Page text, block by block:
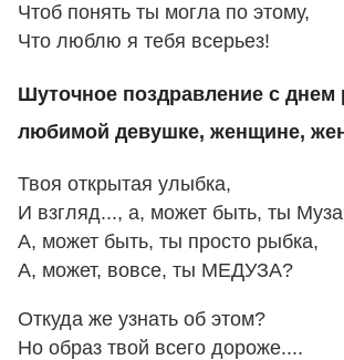
Чтоб понять ты могла по этому,
Что люблю я тебя всерьез!
Шуточное поздравление с днем
любимой девушке, женщине,
Твоя открытая улыбка,
И взгляд..., а, может быть, ты
А, может быть, ты просто рыбка,
А, может, вовсе, ты МЕДУЗА?
Откуда же узнать об этом?
Но образ твой всего дороже....